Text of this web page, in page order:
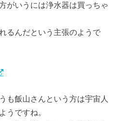
がいうには浄水器は買っちゃ
るんだという主張のようで
も飯山さんという方は宇宙人
うですね。